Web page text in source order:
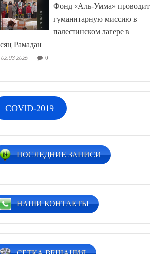
Фонд «Аль-Умма» проводит
гуманитарную миссию в
палестинском лагере в
Рамадан
02.03.2026 0
COVID-2019
ПОСЛЕДНИЕ ЗАПИСИ
НАШИ КОНТАКТЫ